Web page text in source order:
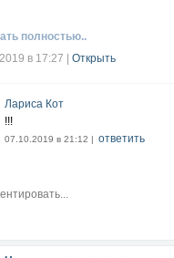
полностью..
в 17:27
Открыть
Лариса Кот
!!!
07.10.2019 в 21:12 | ответить